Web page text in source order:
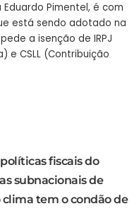
Pimentel, é com
está sendo adotado na
a isenção de IRPJ
e CSLL (Contribuição
fiscais do
subnacionais de
tem o condão de